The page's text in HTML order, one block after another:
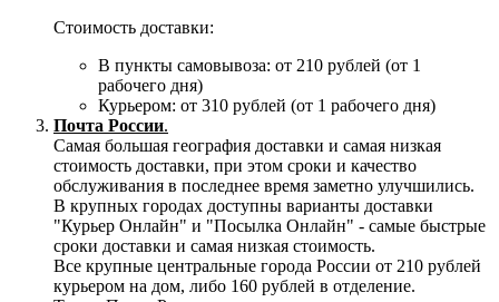
Стоимость доставки:
В пункты самовывоза: от 210 рублей (от 1
рабочего дня)
Курьером: от 310 рублей (от 1 рабочего дня)
Почта России.
Самая большая география доставки и самая низкая
стоимость доставки, при этом сроки и качество
обслуживания в последнее время заметно улучшились.
В крупных городах доступны варианты доставки
"Курьер Онлайн" и "Посылка Онлайн" - самые быстрые
сроки доставки и самая низкая стоимость.
Все крупные центральные города России от 210 рублей
курьером на дом, либо 160 рублей в отделение.